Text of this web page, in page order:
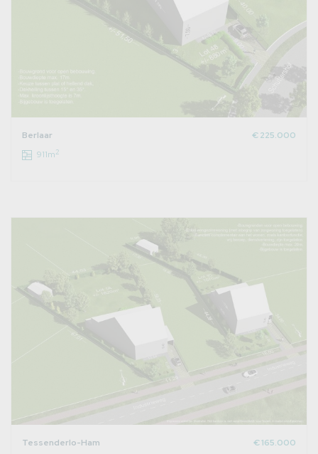
Berlaar
€ 225.000
911m2
Tessenderlo-Ham
€ 165.000